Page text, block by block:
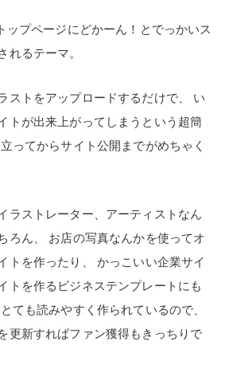
トップページにどかーん！とでっかいス
れるテーマ。
ストをアップロードするだけで、
い
トが出来上がってしまうという超簡
ってからサイト公開までがめちゃく
ラストレーター、アーティストなん
ん、
お店の写真なんかを使ってオ
トを作ったり、
かっこいい企業サイ
トを作るビジネステンプレートにも
ても読みやすく作られているので、
更新すればファン獲得もきっちりで